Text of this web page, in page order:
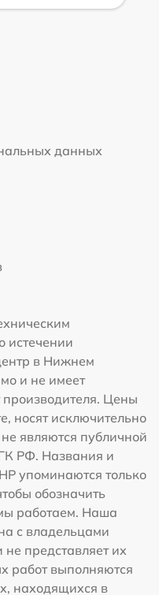
данных
истечении
в Нижнем
и не имеет
Цены
носят исключительно
являются публичной
РФ. Названия и
упоминаются только
обозначить
работаем. Наша
с владельцами
представляет их
работ выполняются
находящихся в